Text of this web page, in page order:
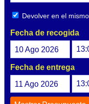
Devolver en el
Fecha de recogida
10Ago 2026
Fecha de entrega
11 Ago 2026